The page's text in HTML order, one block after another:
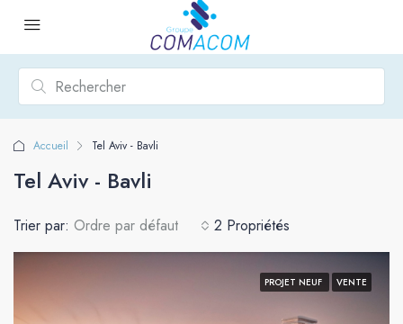
Accueil Tel Aviv - Bavli
Tel Aviv - Bavli
2 Propriétés
Trier par: Ordre par défaut
PROJET NEUF VENTE